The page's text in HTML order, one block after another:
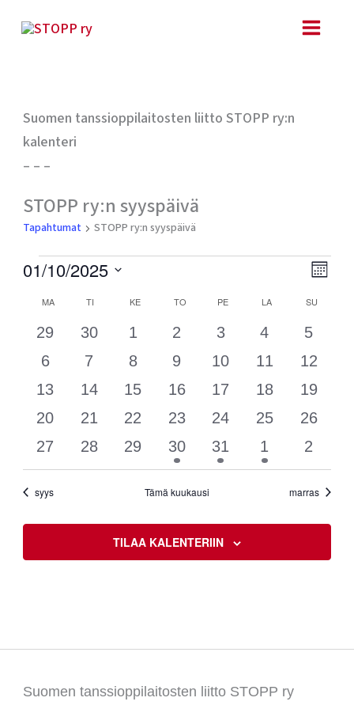
sisältöön
Suomen tanssioppilaitosten liitto STOPP ry:n
kalenteri
– – –
STOPP ry:n syyspäivä
Tapahtumat STOPP ry:n syyspäivä
Tapahtumat
01/10/2025
Kalenteri
Tapahtumat
MA TI KE TO PE LA SU
0
tapahtumat
29
0
tapahtumat
30
0
tapahtumat
1
0
tapahtumat
2
0
tapahtumat
3
0
tapahtumat
4
0
5
0
tapahtumat
6
0
tapahtumat
7
0
tapahtumat
8
0
tapahtumat
9
0
tapahtumat
10
0
tapahtumat
11
0
12
0
tapahtumat
13
0
tapahtumat
14
0
tapahtumat
15
0
tapahtumat
16
0
tapahtumat
17
0
tapahtumat
18
0
19
0
tapahtumat
20
0
tapahtumat
21
0
tapahtumat
22
0
tapahtumat
23
0
tapahtumat
24
0
tapahtumat
25
0
26
0
tapahtumat
27
0
tapahtumat
28
0
tapahtumat
29
1
tapahtuma
30
1
tapahtuma
31
1
tapahtuma
1
0
2
syys Tämä kuukausi marras
TILAA KALENTERIIN
Suomen tanssioppilaitosten liitto STOPP ry